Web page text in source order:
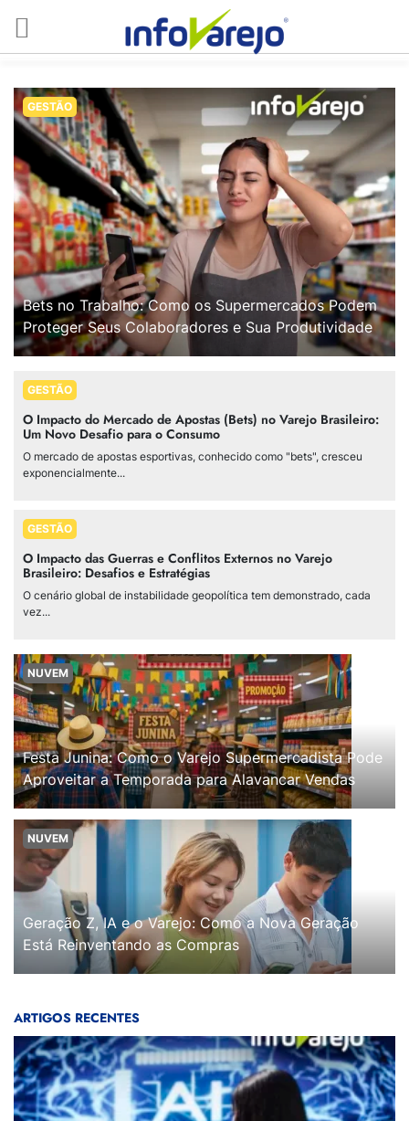
GESTÃO
Bets no Trabalho: Como os Supermercados Podem
Proteger Seus Colaboradores e Sua Produtividade
GESTÃO
O Impacto do Mercado de Apostas (Bets) no Varejo Brasileiro:
Um Novo Desafio para o Consumo
O mercado de apostas esportivas, conhecido como "bets", cresceu
exponencialmente...
GESTÃO
O Impacto das Guerras e Conflitos Externos no Varejo
Brasileiro: Desafios e Estratégias
O cenário global de instabilidade geopolítica tem demonstrado, cada
vez...
NUVEM
Festa Junina: Como o Varejo Supermercadista Pode
Aproveitar a Temporada para Alavancar Vendas
NUVEM
Geração Z, IA e o Varejo: Como a Nova Geração
Está Reinventando as Compras
ARTIGOS RECENTES